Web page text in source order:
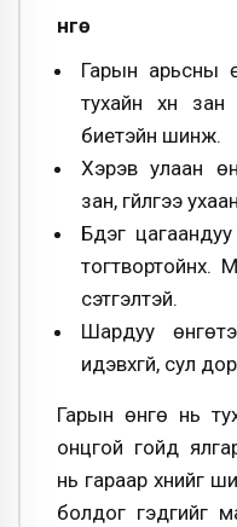
Өнгө
Гарын арьсны
тухайн хүн зан
биетэйн шинж.
Хэрэв улаан
зан, гүйлгээ
Бүдэг
тогтвортойнх.
сэтгэлтэй.
Шардуу
идэвхгүй, сул
Гарын өнгө нь
онцгой гойд
нь гараар хүнийг
болдог гэдгийг